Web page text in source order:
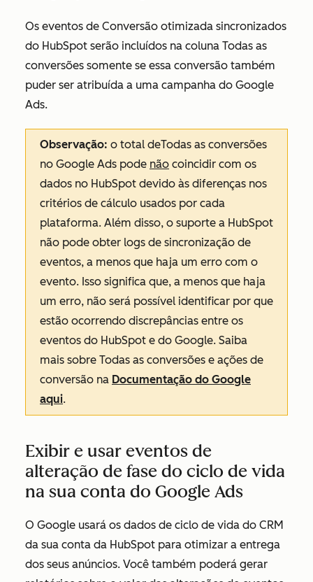
Os eventos de Conversão otimizada sincronizados
do HubSpot serão incluídos na coluna Todas as
conversões somente se essa conversão também
puder ser atribuída a uma campanha do Google
Ads.
Observação: o total deTodas as conversões
no Google Ads pode não coincidir com os
dados no HubSpot devido às diferenças nos
critérios de cálculo usados por cada
plataforma. Além disso, o suporte a HubSpot
não pode obter logs de sincronização de
eventos, a menos que haja um erro com o
evento. Isso significa que, a menos que haja
um erro, não será possível identificar por que
estão ocorrendo discrepâncias entre os
eventos do HubSpot e do Google. Saiba
mais sobre Todas as conversões e ações de
conversão na Documentação do Google
aqui.
Exibir e usar eventos de
alteração de fase do ciclo de vida
na sua conta do Google Ads
O Google usará os dados de ciclo de vida do CRM
da sua conta da HubSpot para otimizar a entrega
dos seus anúncios. Você também poderá gerar